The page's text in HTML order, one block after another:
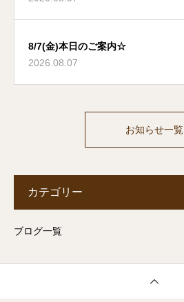
8/7(金)本日のご案内☆
2026.08.07
お知らせ一覧
カテゴリー
ブログ一覧